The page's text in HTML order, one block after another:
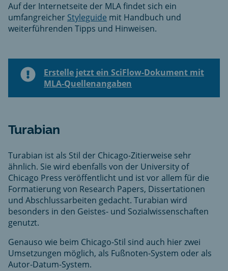
Auf der Internetseite der MLA findet sich ein
umfangreicher Styleguide mit Handbuch und
weiterführenden Tipps und Hinweisen.
Erstelle jetzt ein SciFlow-Dokument mit
MLA-Quellenangaben
Turabian
Turabian ist als Stil der Chicago-Zitierweise sehr
ähnlich. Sie wird ebenfalls von der University of
Chicago Press veröffentlicht und ist vor allem für die
Formatierung von Research Papers, Dissertationen
und Abschlussarbeiten gedacht. Turabian wird
besonders in den Geistes- und Sozialwissenschaften
genutzt.
Genauso wie beim Chicago-Stil sind auch hier zwei
Umsetzungen möglich, als Fußnoten-System oder als
Autor-Datum-System.